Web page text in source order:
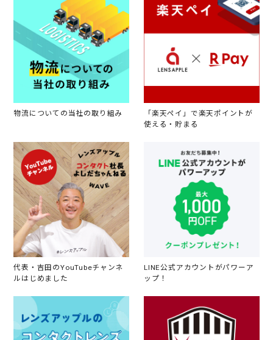
物流についての当社の取り組み
「楽天ペイ」で楽天ポイントが
使える・貯まる
代表・吉田のYouTubeチャンネ
ルはじめました
LINE公式アカウントがパワーア
ップ！